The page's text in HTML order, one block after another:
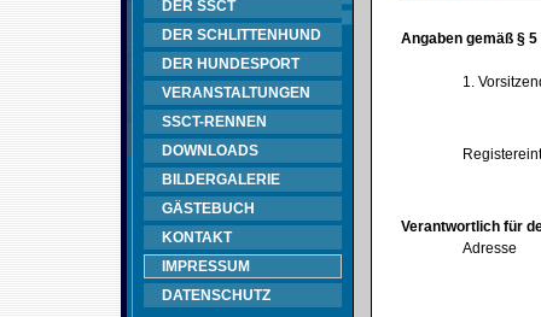
DER SSCT
DER SCHLITTENHUND
DER HUNDESPORT
VERANSTALTUNGEN
SSCT-RENNEN
DOWNLOADS
BILDERGALERIE
GÄSTEBUCH
KONTAKT
IMPRESSUM
DATENSCHUTZ
Angaben gemäß § 5
1.
Verantwortlich für
Adresse